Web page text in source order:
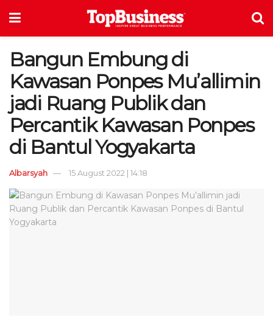
Bangun Embung di
Kawasan Ponpes Mu’allimin
jadi Ruang Publik dan
Percantik Kawasan Ponpes
di Bantul Yogyakarta
Albarsyah 15 August 2022 | 14:18